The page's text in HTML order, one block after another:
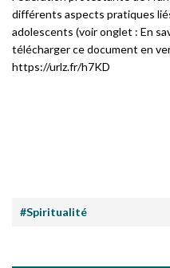
différents aspects pratiques
adolescents (voir onglet : En
télécharger ce document en
https://urlz.fr/h7KD
#Spiritualité